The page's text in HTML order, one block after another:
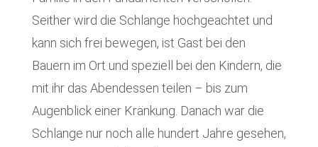
Seither wird die Schlange hochgeachtet und
kann sich frei bewegen, ist Gast bei den
Bauern im Ort und speziell bei den Kindern, die
mit ihr das Abendessen teilen – bis zum
Augenblick einer Kränkung. Danach war die
Schlange nur noch alle hundert Jahre gesehen,